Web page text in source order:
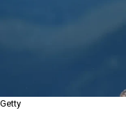
Getty